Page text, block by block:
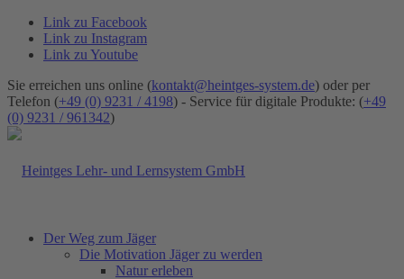
Link zu Facebook
Link zu Instagram
Link zu Youtube
Sie erreichen uns online (kontakt@heintges-system.de) oder per
Telefon (+49 (0) 9231 / 4198) - Service für digitale Produkte: (+49
(0) 9231 / 961342)
Der Weg zum Jäger
Die Motivation Jäger zu werden
Natur erleben